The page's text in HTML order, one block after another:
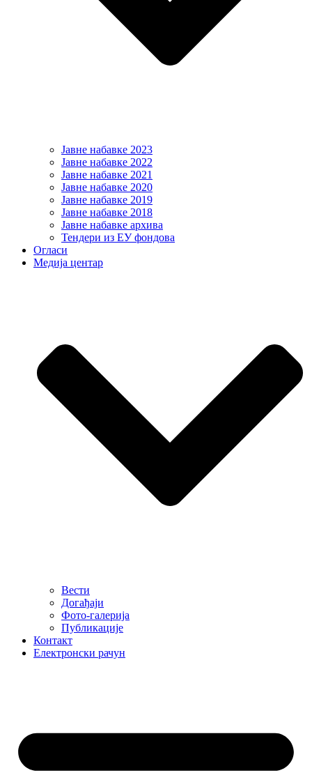
Јавне набавке 2023
Јавне набавке 2022
Јавне набавке 2021
Јавне набавке 2020
Јавне набавке 2019
Јавне набавке 2018
Јавне набавке архива
Тендери из ЕУ фондова
Огласи
Медија центар
Вести
Догађаји
Фото-галерија
Публикације
Контакт
Електронски рачун